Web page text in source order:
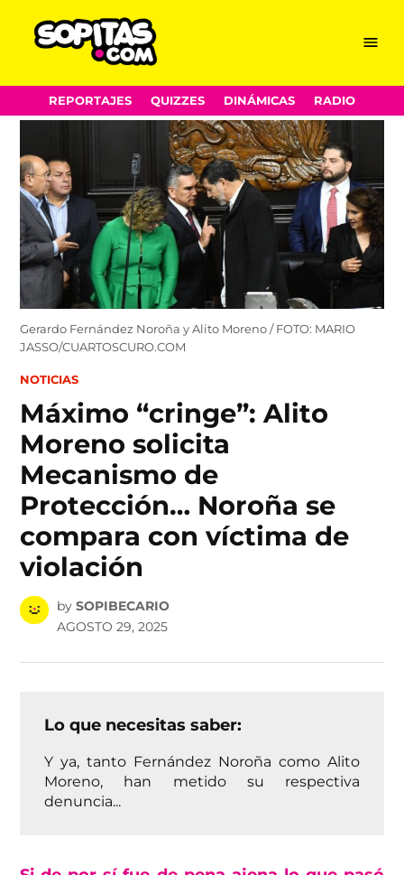
Skip
to
Menu
REPORTAJES QUIZZES DINÁMICAS RADIO
Gerardo Fernández Noroña y Alito Moreno / FOTO: MARIO
JASSO/CUARTOSCURO.COM
POSTED
NOTICIAS
Máximo “cringe”: Alito
Moreno solicita
Mecanismo de
Protección… Noroña se
compara con víctima de
violación
by SOPIBECARIO
AGOSTO 29, 2025
Lo que necesitas saber:
Y ya, tanto Fernández Noroña como Alito
Moreno, han metido su respectiva
denuncia...